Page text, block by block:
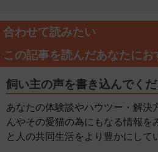
合わせて読みたい
この記事を読んだあなたにお
飼い主の声を書き込んでく
あなたの体験談やハウツー・解決
んやその愛猫の為にもなる情報を
と人の共同生活をより豊かにして